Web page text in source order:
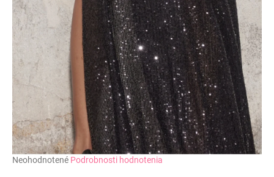
Priemerné
Neohodnotené Podrobnosti hodnotenia